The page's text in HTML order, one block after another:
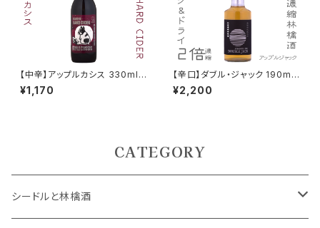
【中辛】アップルカシス 330ml F
LAVORED HARD CIDER 202
5
¥1,170
【辛口】ダブル・ジャック 190ml
Alc.15% 氷結濃縮林檎酒 無発
泡
¥2,200
CATEGORY
シードルと林檎酒